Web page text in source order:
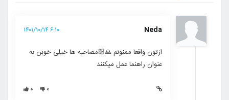
Neda ۶:۱۰ ۱۴۰۱/۱۰/۱۴
ازتون واقعا ممنونم 🙏🏻مصاحبه ها خیلی خوبن به
عنوان راهنما عمل میکنند
۰ ۰